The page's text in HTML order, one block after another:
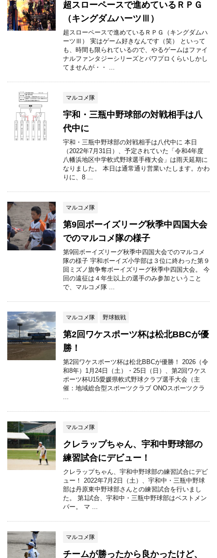
超スローペースで進めているＲＰＧ
（キングダムハーツⅢ）
超スローペースで進めているＲＰＧ（キングダムハ
ーツⅢ） 実はゲーム好きなんです（笑） といって
も、時間も限られているので、やるゲームはファイ
ナルファンタジーシリーズとパワプロくらいしかし
てませんが・・ ...
マルコメ隊
宇和・三瓶中野球部の対戦相手は八
代中に
宇和・三瓶中野球部の対戦相手は八代中に 本日
（2022年7月31日）、予定されていた「令和4年度
八幡浜地区中学軟式野球選手権大会」は雨天延期に
なりました。 本日は通常通り営業いたします。かわ
りに、8 ...
マルコメ隊
第9回ボーイズリーグ秋季中四国大会
でのマルコメ隊の様子
第9回ボーイズリーグ秋季中四国大会でのマルコメ
隊の様子 宇和ボーイズ小学部は３位に終わった第９
回ミズノ旗争奪ボーイズリーグ秋季中四国大会。 今
回の遠征は４年生以上の選手のみ参加ということ
で、マルコメ隊 ...
マルコメ隊 野球観戦
第2回ワケスポーツ杯は松北BBCが優
勝！
第2回ワケスポーツ杯は松北BBCが優勝！ 2026（令
和8年）1月24日（土）・25日（日）、第2回ワケス
ポーツ杯U15愛媛県軟式野球クラブ選手大会（主
催：地域総合型スポーツクラブ ONOスポーツクラ
...
マルコメ隊
クレラップちゃん、宇和中野球部の
練習試合にデビュー！
クレラップちゃん、宇和中野球部の練習試合にデビ
ュー！ 2022年7月2日（土）、宇和中・三瓶中野球
部は丹原東中野球部さんとの練習試合を行いまし
た。 第1試合、宇和中・三瓶中野球部はベストメン
バー。 マ ...
マルコメ隊
チームが勝ったから良かったけど、